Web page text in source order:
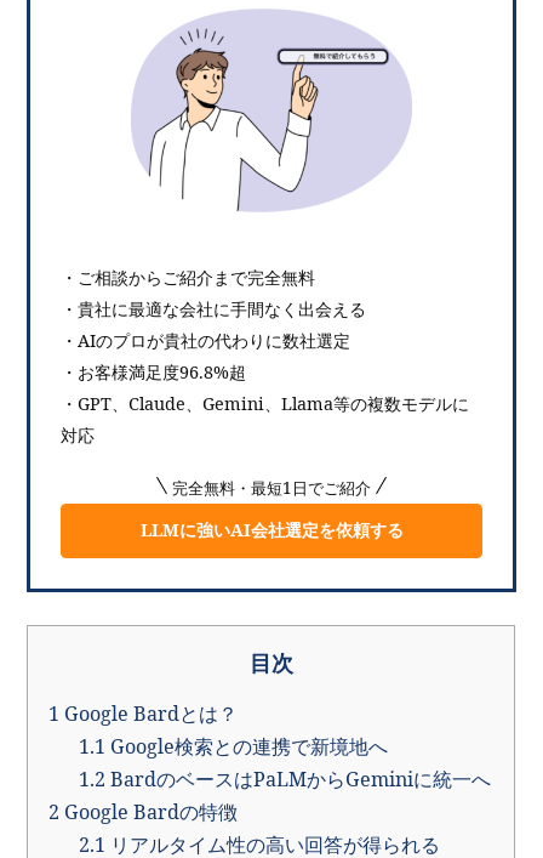
・ご相談からご紹介まで完全無料
・貴社に最適な会社に手間なく出会える
・AIのプロが貴社の代わりに数社選定
・お客様満足度96.8%超
・GPT、Claude、Gemini、Llama等の複数モデルに
対応
完全無料・最短1日でご紹介
LLMに強いAI会社選定を依頼する
目次
1 Google Bardとは？
1.1 Google検索との連携で新境地へ
1.2 BardのベースはPaLMからGeminiに統一へ
2 Google Bardの特徴
2.1 リアルタイム性の高い回答が得られる